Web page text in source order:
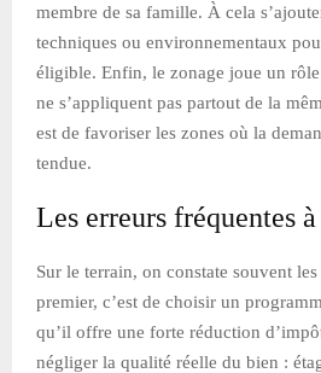
membre de sa famille. À cela
techniques ou environnementaux
éligible. Enfin, le zonage joue un
ne s’appliquent pas partout de la
est de favoriser les zones où la
tendue.
Les erreurs fréquentes
Sur le terrain, on constate souvent
premier, c’est de choisir un
qu’il offre une forte réduction
négliger la qualité réelle du bien :